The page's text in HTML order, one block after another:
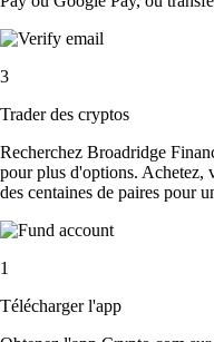
3
Trader des cryptos
Recherchez Broadridge
pour plus d'options. Achetez,
des centaines de paires pour
1
Télécharger l'app